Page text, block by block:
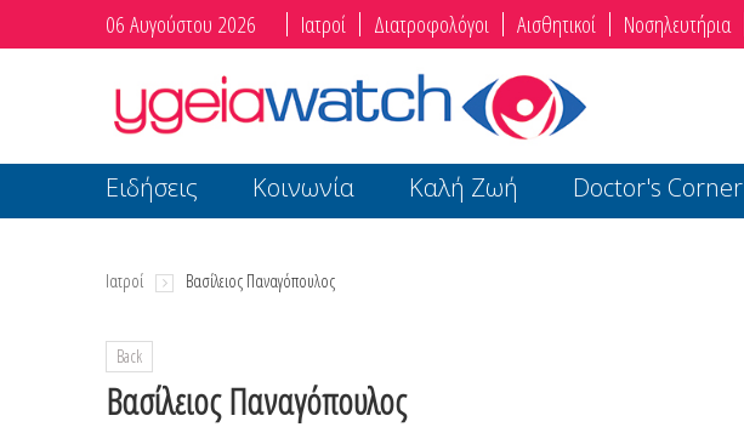
06 Αυγούστου 2026 Ιατροί Διατροφολόγοι Αισθητικοί Νοσηλευτήρια
Ειδήσεις Κοινωνία Καλή Ζωή Doctor's Corner
Ιατροί Βασίλειος Παναγόπουλος
Back
Βασίλειος Παναγόπουλος